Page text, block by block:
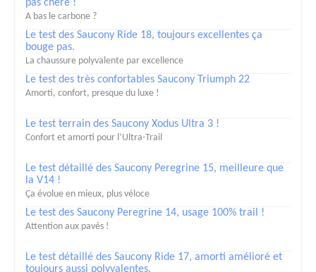
pas chère !
A bas le carbone ?
Le test des Saucony Ride 18, toujours excellentes ça
bouge pas.
La chaussure polyvalente par excellence
Le test des très confortables Saucony Triumph 22
Amorti, confort, presque du luxe !
Le test terrain des Saucony Xodus Ultra 3 !
Confort et amorti pour l’Ultra-Trail
Le test détaillé des Saucony Peregrine 15, meilleure que
la V14 !
Ça évolue en mieux, plus véloce
Le test des Saucony Peregrine 14, usage 100% trail !
Attention aux pavés !
Le test détaillé des Saucony Ride 17, amorti amélioré et
toujours aussi polyvalentes.